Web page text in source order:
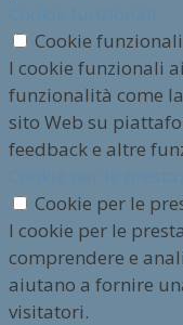
Cookie funzionali
I cookie funzionali
funzionalità come
sito Web su
feedback e altre
Cookie per le
I cookie per le
comprendere e
aiutano a fornire
visitatori.